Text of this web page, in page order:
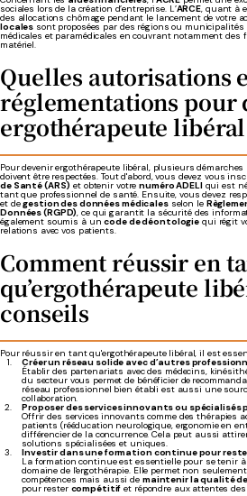
sociales lors de la création d’entreprise. L’ARCE, quant à
des allocations chômage pendant le lancement de votre
locales sont proposées par des régions ou
médicales et paramédicales en couvrant notamment des
matériel.
Quelles autorisations
réglementations pour
ergothérapeute libéral
Pour devenir ergothérapeute libéral, plusieurs
doivent être respectées. Tout d'abord, vous devez vous
de Santé (ARS) et obtenir votrenuméro ADELIqui est
tant que professionnel de santé. Ensuite, vous devez
et degestion des données médicalesselon le
Données (RGPD), ce qui garantit la sécurité des
également soumis à uncode de déontologie qui régit
relations avec vos patients.
Comment réussir en
qu’ergothérapeute
conseils
Pour réussir en tant qu'ergothérapeute libéral, il est
Créer un réseau solide avec d’autres
Établir des partenariats avec des médecins,
du secteur vous permet de bénéficier de
réseau professionnel bien établi est aussi une
collaboration.
Proposer des services innovants ou spécialisés
Offrir des services innovants comme des thérapies
patients (rééducation neurologique, ergonomie en
différencier de la concurrence. Cela peut aussi
solutions spécialisées et uniques.
Investir dans une formation continue pour
La formation continue est essentielle pour se tenir
domaine de l'ergothérapie. Elle permet non
compétences mais aussi de maintenir la qualité
pour rester compétitif et répondre aux attentes